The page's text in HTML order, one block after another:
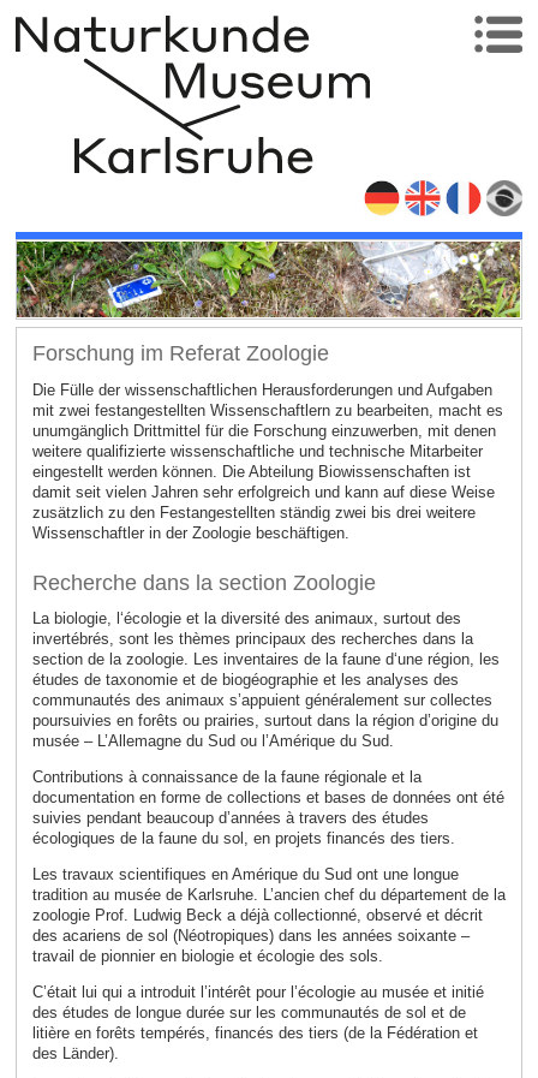
Forschung im Referat Zoologie
Die Fülle der wissenschaftlichen Herausforderungen und Aufgaben
mit zwei festangestellten Wissenschaftlern zu bearbeiten, macht es
unumgänglich Drittmittel für die Forschung einzuwerben, mit denen
weitere qualifizierte wissenschaftliche und technische Mitarbeiter
eingestellt werden können. Die Abteilung Biowissenschaften ist
damit seit vielen Jahren sehr erfolgreich und kann auf diese Weise
zusätzlich zu den Festangestellten ständig zwei bis drei weitere
Wissenschaftler in der Zoologie beschäftigen.
Recherche dans la section Zoologie
La biologie, l‘écologie et la diversité des animaux, surtout des
invertébrés, sont les thèmes principaux des recherches dans la
section de la zoologie. Les inventaires de la faune d‘une région, les
études de taxonomie et de biogéographie et les analyses des
communautés des animaux s’appuient généralement sur collectes
poursuivies en forêts ou prairies, surtout dans la région d’origine du
musée – L’Allemagne du Sud ou l’Amérique du Sud.
Contributions à connaissance de la faune régionale et la
documentation en forme de collections et bases de données ont été
suivies pendant beaucoup d’années à travers des études
écologiques de la faune du sol, en projets financés des tiers.
Les travaux scientifiques en Amérique du Sud ont une longue
tradition au musée de Karlsruhe. L’ancien chef du département de la
zoologie Prof. Ludwig Beck a déjà collectionné, observé et décrit
des acariens de sol (Néotropiques) dans les années soixante –
travail de pionnier en biologie et écologie des sols.
C’était lui qui a introduit l’intérêt pour l’écologie au musée et initié
des études de longue durée sur les communautés de sol et de
litière en forêts tempérés, financés des tiers (de la Fédération et
des Länder).